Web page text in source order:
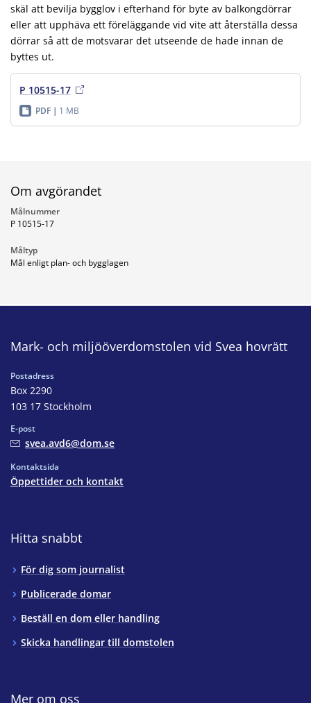
skäl att bevilja bygglov i efterhand för byte av balkongdörrar
eller att upphäva ett föreläggande vid vite att återställa dessa
dörrar så att de motsvarar det utseende de hade innan de
byttes ut.
P 10515-17
PDF 1 MB
Om avgörandet
Målnummer
P 10515-17
Måltyp
Mål enligt plan- och bygglagen
Mark- och miljööverdomstolen vid Svea hovrätt
Postadress
Box 2290
103 17 Stockholm
E-post
svea.avd6@dom.se
Kontaktsida
Öppettider och kontakt
Hitta snabbt
För dig som journalist
Publicerade domar
Beställ en dom eller handling
Skicka handlingar till domstolen
Mer om oss